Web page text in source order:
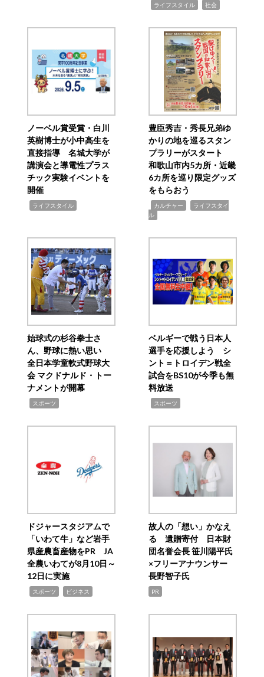
ライフスタイル 社会
ノーベル賞受賞・白川
英樹博士が小中高生を
直接指導 名城大学が
講演会と導電性プラス
チック実験イベントを
開催
ライフスタイル
豊臣秀吉・秀長兄弟ゆ
かりの地を巡るスタン
プラリーがスタート
和歌山市内5カ所・近畿
6カ所を巡り限定グッズ
をもらおう
カルチャー
ライフスタイ
ル
始球式の杉谷拳士さ
ん、野球に熱い思い
全日本学童軟式野球大
会 マクドナルド・トー
ナメントが開幕
スポーツ
ベルギーで戦う日本人
選手を応援しよう シ
ント＝トロイデン戦全
試合をBS10が今季も無
料放送
スポーツ
ドジャースタジアムで
「いわて牛」など岩手
県産農畜産物をPR JA
全農いわてが8月10日～
12日に実施
スポーツ ビジネス
故人の「想い」かなえ
る 遺贈寄付 日本財
団名誉会長 笹川陽平氏
×フリーアナウンサー
長野智子氏
PR